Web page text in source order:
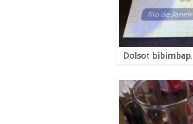
Dolsot bibimbap: